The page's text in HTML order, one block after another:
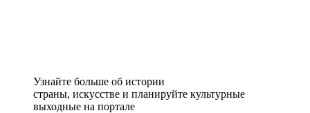
Узнайте больше об истории
страны, искусстве и планируйте культурные
выходные на портале